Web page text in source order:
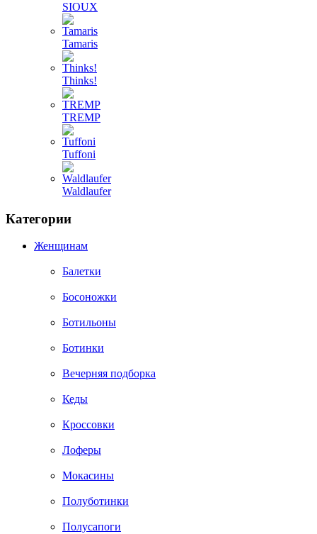
SIOUX
Tamaris
Thinks!
TREMP
Tuffoni
Waldlaufer
Категории
Женщинам
Балетки
Босоножки
Ботильоны
Ботинки
Вечерняя подборка
Кеды
Кроссовки
Лоферы
Мокасины
Полуботинки
Полусапоги